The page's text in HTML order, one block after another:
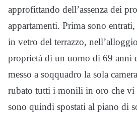
approfittando dell’assenza dei
appartamenti. Prima sono
in vetro del terrazzo,
proprietà di un uomo di 69 anni
messo a soqquadro la sola
rubato tutti i monili in oro che vi
sono quindi spostati al piano di